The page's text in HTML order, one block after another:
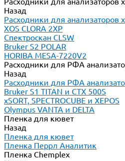
Назад
Расходники для анализаторов
XOS CLORA 2XP
Спектроскан CLSW
Bruker S2 POLAR
HORIBA MESA-7220V2
Расходники для РФА
Назад
Расходники для РФА
Bruker S1 TITAN и CTX 500S
xSORT, SPECTROCUBE и XEPOS
Olympus VANTA и DELTA
Пленка для кювет
Назад
Пленка для кювет
Пленка Перрл Аналитик
Пленка Chemplex